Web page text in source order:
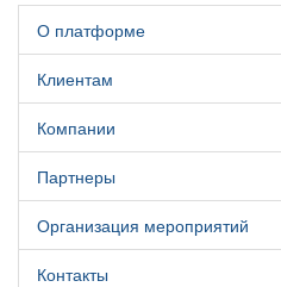
О платформе
Клиентам
Компании
Партнеры
Организация мероприятий
Контакты